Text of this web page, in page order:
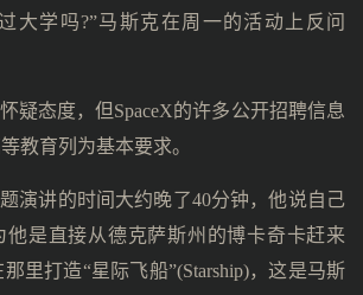
大学吗?”马斯克在周一的活动上反问
疑态度，但SpaceX的许多公开招聘信息
教育列为基本要求。
演讲的时间大约晚了40分钟，他说自己
他是直接从德克萨斯州的博卡奇卡赶来
里打造“星际飞船”(Starship)，这是马斯